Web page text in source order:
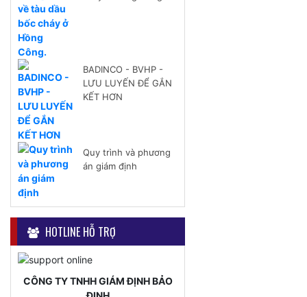
BADINCO - BVHP -
LƯU LUYẾN ĐỂ GẮN
KẾT HƠN
Quy trình và phương
án giám định
HOTLINE HỖ TRỢ
CÔNG TY TNHH GIÁM ĐỊNH BẢO